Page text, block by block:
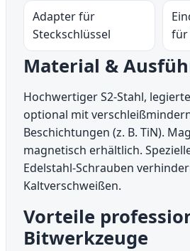
Adapter für
Steckschlüssel
für
Material &
Hochwertiger S2-Stahl,
optional mit
Beschichtungen (z. B. TiN).
magnetisch erhältlich.
Edelstahl-Schrauben
Kaltverschweißen.
Vorteile
Bitwerkzeuge